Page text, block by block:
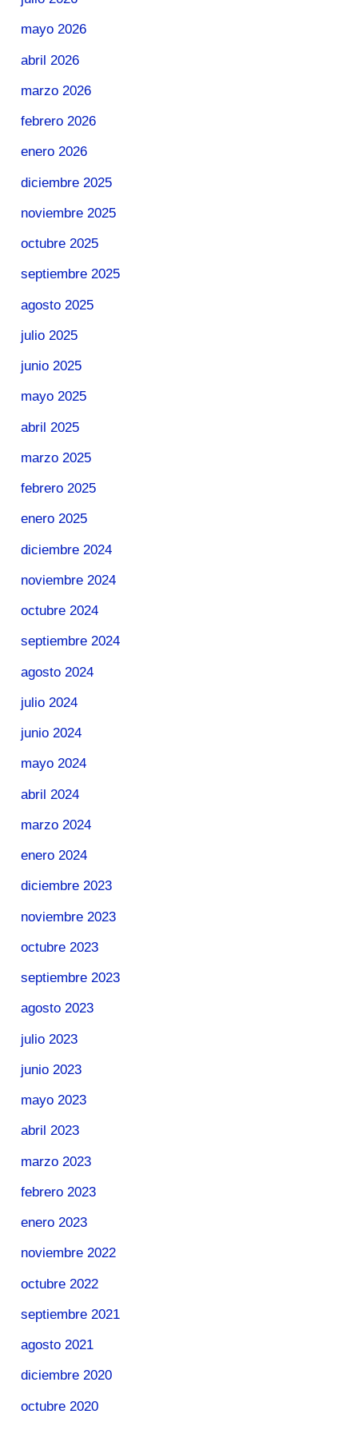
mayo 2026
abril 2026
marzo 2026
febrero 2026
enero 2026
diciembre 2025
noviembre 2025
octubre 2025
septiembre 2025
agosto 2025
julio 2025
junio 2025
mayo 2025
abril 2025
marzo 2025
febrero 2025
enero 2025
diciembre 2024
noviembre 2024
octubre 2024
septiembre 2024
agosto 2024
julio 2024
junio 2024
mayo 2024
abril 2024
marzo 2024
enero 2024
diciembre 2023
noviembre 2023
octubre 2023
septiembre 2023
agosto 2023
julio 2023
junio 2023
mayo 2023
abril 2023
marzo 2023
febrero 2023
enero 2023
noviembre 2022
octubre 2022
septiembre 2021
agosto 2021
diciembre 2020
octubre 2020